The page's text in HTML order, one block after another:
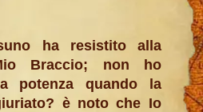
ha resistito alla
Braccio; non ho
potenza quando la
è noto che Io